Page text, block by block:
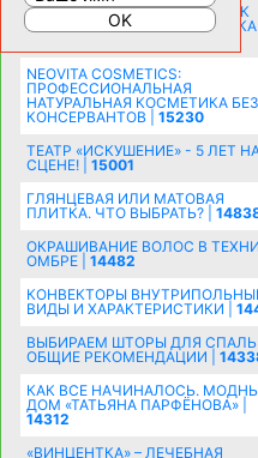
СОБИРАЕМСЯ НА ПРАЗДНИК К
МОЛОДОЖЕНАМ: ПОДГОТОВКА
NEOVITA COSMETICS:
ПРОФЕССИОНАЛЬНАЯ
НАТУРАЛЬНАЯ КОСМЕТИКА БЕЗ
КОНСЕРВАНТОВ | 15230
ТЕАТР «ИСКУШЕНИЕ» - 5 ЛЕТ
СЦЕНЕ! | 15001
ГЛЯНЦЕВАЯ ИЛИ МАТОВАЯ
ПЛИТКА. ЧТО ВЫБРАТЬ? |
ОКРАШИВАНИЕ ВОЛОС В
ОМБРЕ | 14482
КОНВЕКТОРЫ
ВИДЫ И ХАРАКТЕРИСТИКИ |
ВЫБИРАЕМ ШТОРЫ ДЛЯ
ОБЩИЕ РЕКОМЕНДАЦИИ |
КАК ВСЕ НАЧИНАЛОСЬ.
ДОМ «ТАТЬЯНА ПАРФЁНОВА» |
14312
«ВИНЦЕНТКА» – ЛЕЧЕБНАЯ